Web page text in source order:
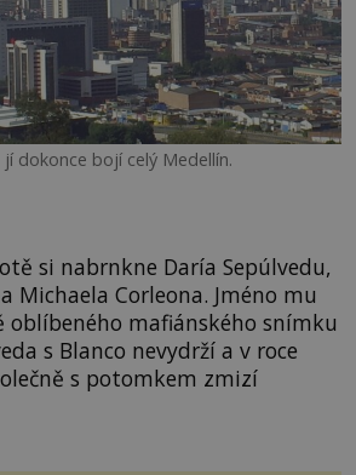
jí dokonce bojí celý Medellín.
si nabrnkne Daría Sepúlvedu,
Michaela Corleona. Jméno mu
oblíbeného mafiánského snímku
s Blanco nevydrží a v roce
s potomkem zmizí